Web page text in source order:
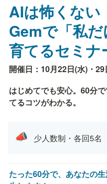
AIは怖くない
Gemで「私
育てるセミナ
開催日：10月22日(水)・29
はじめてでも安心。60分
てるコツがわかる。
📣 少人数制・各回5名
たった60分で、あなたの